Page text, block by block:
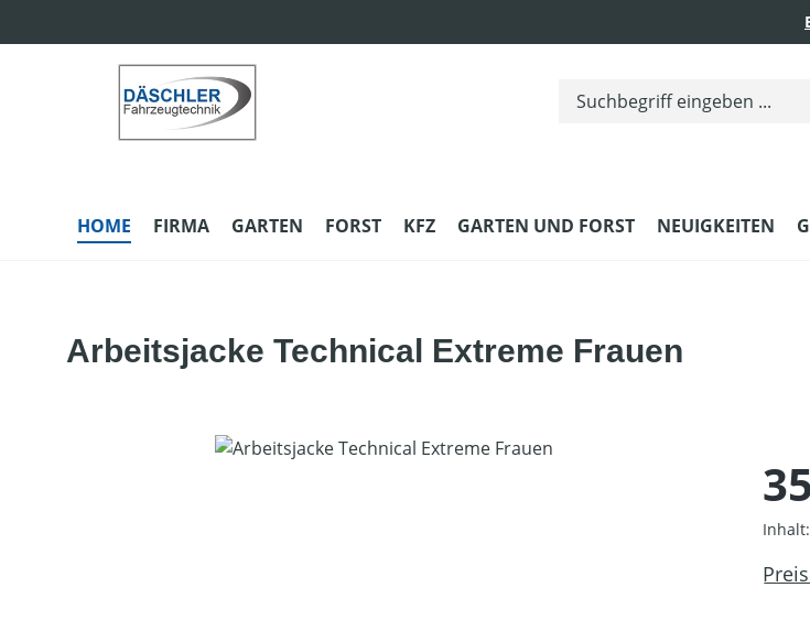
HOME FIRMA GARTEN FORST KFZ GARTEN UND FORST NEUIGKEITEN
Arbeitsjacke Technical Extreme Frauen
Bildergalerie überspringen
Inhalt: